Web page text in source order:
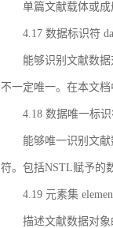
单篇文献载体或
4.17 数据标识符
能够识别文献数
不一定唯一。在本文
4.18 数据唯一标
能够唯一识别文
符。包括NSTL赋予的
4.19 元素集
描述文献数据对